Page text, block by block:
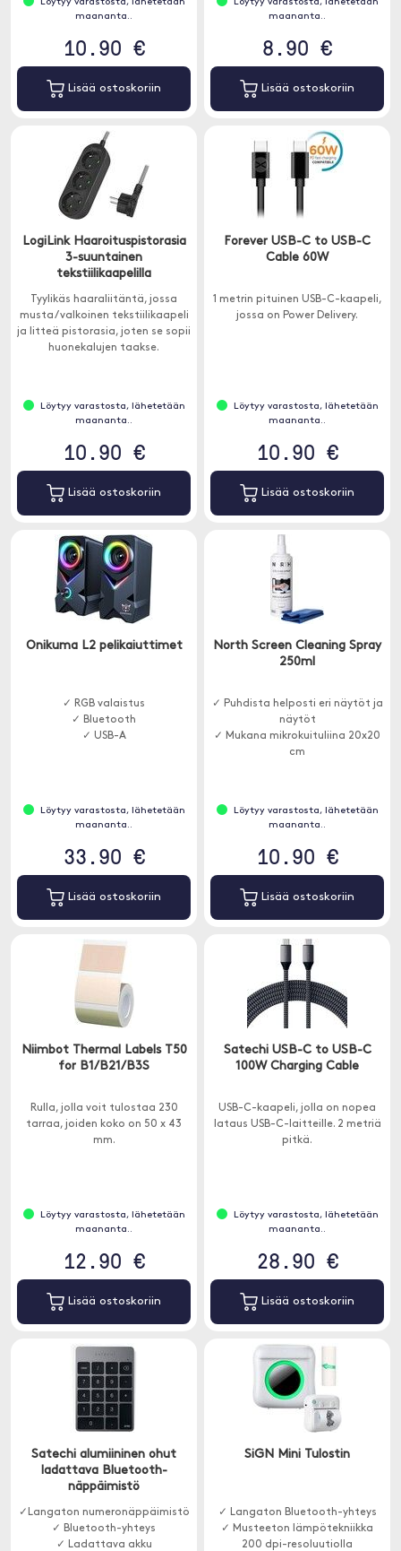
Löytyy varastosta, lähetetään
maananta..
10.90 €
Lisää ostoskoriin
Löytyy varastosta, lähetetään
maananta..
8.90 €
Lisää ostoskoriin
LogiLink Haaroituspistorasia
3-suuntainen
tekstiilikaapelilla
Tyylikäs haaraliitäntä, jossa
musta / valkoinen tekstiilikaapeli
ja litteä pistorasia, joten se sopii
huonekalujen taakse.
Löytyy varastosta, lähetetään
maananta..
10.90 €
Lisää ostoskoriin
Forever USB-C to USB-C
Cable 60W
1 metrin pituinen USB-C-kaapeli,
jossa on Power Delivery.
Löytyy varastosta, lähetetään
maananta..
10.90 €
Lisää ostoskoriin
Onikuma L2 pelikaiuttimet
✓ RGB valaistus
✓ Bluetooth
✓ USB-A
Löytyy varastosta, lähetetään
maananta..
33.90 €
Lisää ostoskoriin
North Screen Cleaning Spray
250ml
✓ Puhdista helposti eri näytöt ja
näytöt
✓ Mukana mikrokuituliina 20x20
cm
Löytyy varastosta, lähetetään
maananta..
10.90 €
Lisää ostoskoriin
Niimbot Thermal Labels T50
for B1/B21/B3S
Rulla, jolla voit tulostaa 230
tarraa, joiden koko on 50 x 43
mm.
Löytyy varastosta, lähetetään
maananta..
12.90 €
Lisää ostoskoriin
Satechi USB-C to USB-C
100W Charging Cable
USB-C-kaapeli, jolla on nopea
lataus USB-C-laitteille. 2 metriä
pitkä.
Löytyy varastosta, lähetetään
maananta..
28.90 €
Lisää ostoskoriin
Satechi alumiininen ohut
ladattava Bluetooth-
näppäimistö
✓Langaton numeronäppäimistö
✓ Bluetooth-yhteys
✓ Ladattava akku
SiGN Mini Tulostin
✓ Langaton Bluetooth-yhteys
✓ Musteeton lämpötekniikka
200 dpi-resoluutiolla